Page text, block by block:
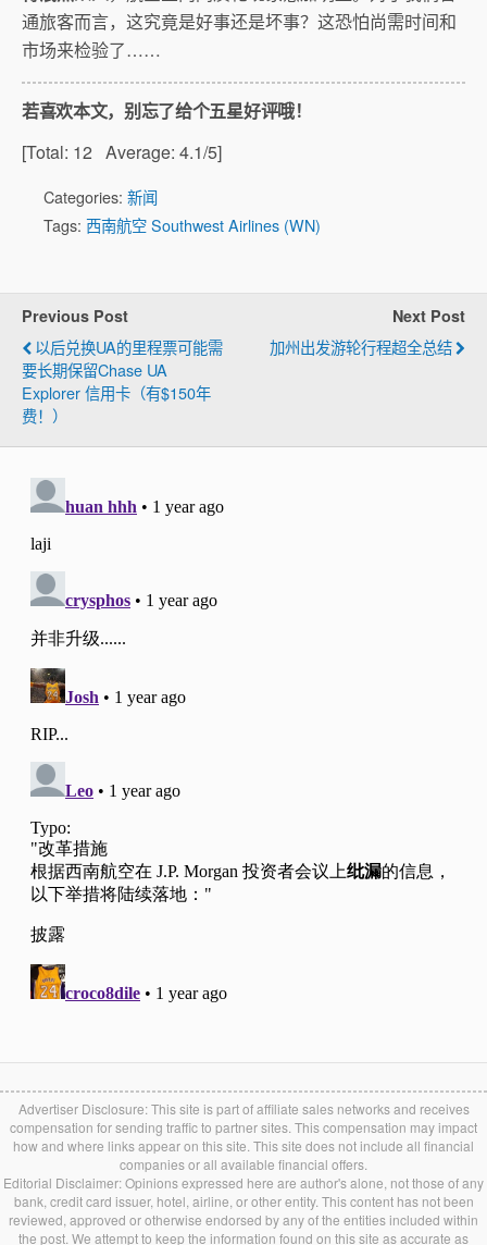
通旅客而言，这究竟是好事还是坏事？这恐怕尚需时间和
市场来检验了……
若喜欢本文，别忘了给个五星好评哦！
[Total: 12 Average: 4.1/5]
Categories: 新闻
Tags: 西南航空 Southwest Airlines (WN)
Previous Post
以后兑换UA的里程票可能需
要长期保留Chase UA
Explorer 信用卡（有$150年
费！）
Next Post
加州出发游轮行程超全总结
Advertiser Disclosure: This site is part of affiliate sales networks and receives
compensation for sending traffic to partner sites. This compensation may impact
how and where links appear on this site. This site does not include all financial
companies or all available financial offers.
Editorial Disclaimer: Opinions expressed here are author's alone, not those of any
bank, credit card issuer, hotel, airline, or other entity. This content has not been
reviewed, approved or otherwise endorsed by any of the entities included within
the post. We attempt to keep the information found on this site as accurate as